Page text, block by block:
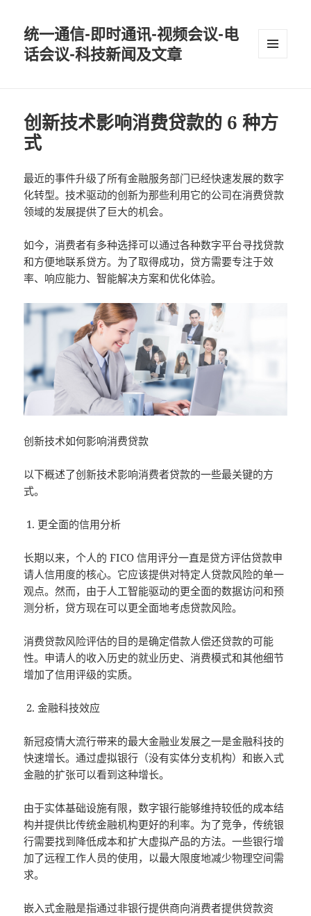
统一通信-即时通讯-视频会议-电
话会议-科技新闻及文章
创新技术影响消费贷款的 6 种方
式
最近的事件升级了所有金融服务部门已经快速发展的数字
化转型。技术驱动的创新为那些利用它的公司在消费贷款
领域的发展提供了巨大的机会。
如今，消费者有多种选择可以通过各种数字平台寻找贷款
和方便地联系贷方。为了取得成功，贷方需要专注于效
率、响应能力、智能解决方案和优化体验。
创新技术如何影响消费贷款
以下概述了创新技术影响消费者贷款的一些最关键的方
式。
更全面的信用分析
长期以来，个人的 FICO 信用评分一直是贷方评估贷款申
请人信用度的核心。它应该提供对特定人贷款风险的单一
观点。然而，由于人工智能驱动的更全面的数据访问和预
测分析，贷方现在可以更全面地考虑贷款风险。
消费贷款风险评估的目的是确定借款人偿还贷款的可能
性。申请人的收入历史的就业历史、消费模式和其他细节
增加了信用评级的实质。
金融科技效应
新冠疫情大流行带来的最大金融业发展之一是金融科技的
快速增长。通过虚拟银行（没有实体分支机构）和嵌入式
金融的扩张可以看到这种增长。
由于实体基础设施有限，数字银行能够维持较低的成本结
构并提供比传统金融机构更好的利率。为了竞争，传统银
行需要找到降低成本和扩大虚拟产品的方法。一些银行增
加了远程工作人员的使用，以最大限度地减少物理空间需
求。
嵌入式金融是指通过非银行提供商向消费者提供贷款资